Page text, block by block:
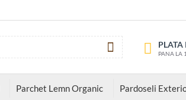
PLATA
PANA LA
Parchet Lemn Organic Pardoseli